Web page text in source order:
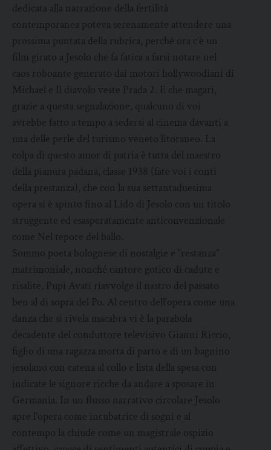
dedicata alla narrazione della fertilità
contemporanea poteva serenamente attendere una
prossima puntata della rubrica, perché ora c’è un
film girato a Jesolo che fa fatica a farsi notare nel
caos roboante generato dai motori hollywoodiani di
Michael e Il diavolo veste Prada 2. E che magari,
grazie a questa segnalazione, qualcuno di voi
avrebbe fatto a tempo a sedersi al cinema davanti a
una delle perle del turismo veneto litoraneo. La
colpa di questo amor di patria è tutta del maestro
della pianura padana, classe 1938 (fate voi i conti
della prestanza), che con la sua settantaduesima
opera si è spinto fino al Lido di Jesolo con un titolo
struggente ed esasperatamente anticonvenzionale
come Nel tepore del ballo.
Sommo poeta bolognese di nostalgie e “restanza”
matrimoniale, nonché cantore gotico di cadute e
risalite, Pupi Avati riavvolge il nastro del passato
ben al di sopra del Po. Al centro dell’opera come una
danza che si rivela macabra vi è la parabola
decadente del conduttore televisivo Gianni Riccio,
figlio di una ragazza morta di parto e di un bagnino
jesolano con catena al collo e lista della spesa con
indicate le signore ricche da andare a sposare in
Germania. In un flusso narrativo circolare Jesolo
apre l’opera come incubatrice di sogni e al
contempo la chiude come un magistrale ospizio